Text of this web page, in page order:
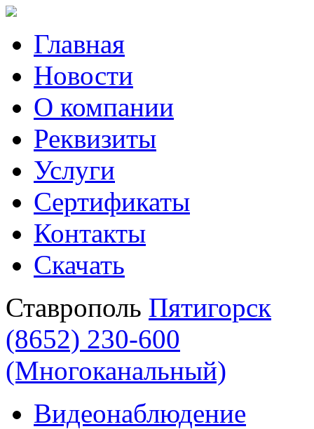
Главная
Новости
О компании
Реквизиты
Услуги
Сертификаты
Контакты
Скачать
Ставрополь Пятигорск
(8652) 230-600
(Многоканальный)
Видеонаблюдение